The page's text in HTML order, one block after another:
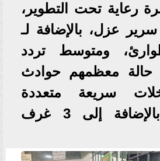
و6 أسرة رعاية تحت التطوير،
علاوة على 2 سرير عزل، بالإضافة لـ
ومتوسط تردد
الطوارئ 100 حالة معظمهم حوادث
سريعة متعددة
التخصصات، بالإضافة إلى 3 غرف